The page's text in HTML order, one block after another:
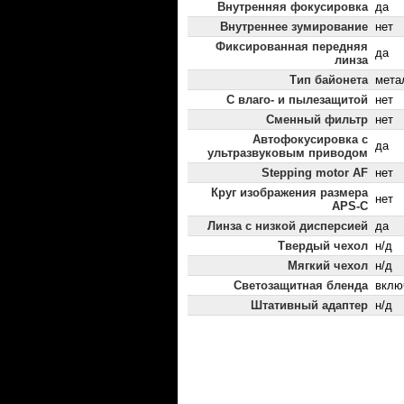
Внутренняя фокусировка да
Внутреннее зумирование нет
Фиксированная передняя
линза
да
Тип байонета
С влаго- и пылезащитой нет
Сменный фильтр нет
Автофокусировка с
ультразвуковым приводом
да
Stepping motor AF нет
Круг изображения размера
APS-C
нет
Линза с низкой дисперсией да
Твердый чехол н/д
Мягкий чехол н/д
Светозащитная бленда
Штативный адаптер н/д